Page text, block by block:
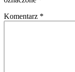
Komentarz *